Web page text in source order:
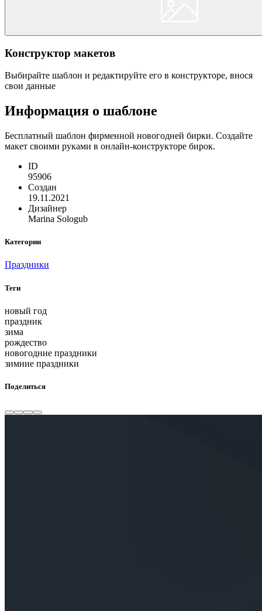
Конструктор макетов
Выбирайте шаблон и редактируйте его в конструкторе, внося
свои данные
Информация о шаблоне
Бесплатный шаблон фирменной новогодней бирки. Создайте
макет своими руками в онлайн-конструкторе бирок.
ID
95906
Создан
19.11.2021
Дизайнер
Marina Sologub
Категории
Праздники
Теги
новый год
праздник
зима
рождество
новогодние праздники
зимние праздники
Поделиться